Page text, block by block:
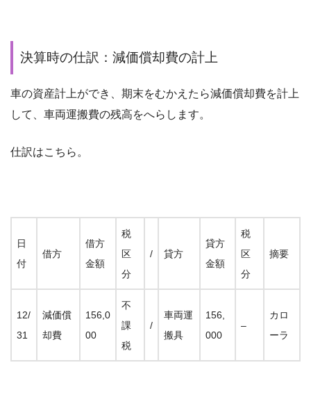
決算時の仕訳：減価償却費の計上
車の資産計上ができ、期末をむかえたら減価償却費を計上
して、車両運搬費の残高をへらします。
仕訳はこちら。
日
付
借方
借方
金額
税
区
分
/ 貸方
貸方
金額
税
区
分
摘要
12/
31
減価償
却費
156,0
00
不
課
税
/
車両運
搬具
156,
000
–
カロ
ーラ